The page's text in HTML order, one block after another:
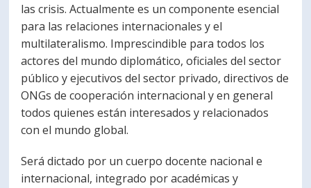
las crisis. Actualmente es un componente esencial
para las relaciones internacionales y el
multilateralismo. Imprescindible para todos los
actores del mundo diplomático, oficiales del sector
público y ejecutivos del sector privado, directivos de
ONGs de cooperación internacional y en general
todos quienes están interesados y relacionados
con el mundo global.
Será dictado por un cuerpo docente nacional e
internacional, integrado por académicas y